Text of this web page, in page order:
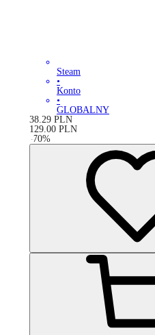
Steam
•
Konto
•
GLOBALNY
38.29 PLN
129.00 PLN
-70%